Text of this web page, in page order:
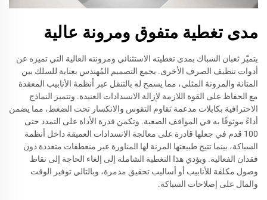
مدى تغطية متفوق ومرونة عالية
يتميّز ثعبان السباك بمدى تغطيته الاستثنائي ومرونته العالية التي تميزه عن
أدوات تنظيف الصرف الأخرى. يجمع التصميم المُهندس بعناية للسلك بين
المتانة والمرونة المثلى، مما يسمح له بالتنقل عبر أنظمة الأنابيب المعقدة
مع الحفاظ على القوة اللازمة لإزالة الانسدادات العنيدة. وتتميز النماذج
الاحترافية بكابلات مدعمة تقاوم التقوس والانكسار تحت الضغط، مما يضمن
أداءً موثوقًا به في المواقف الصعبة. وتكمن قدرة الأداة على التمدد حتى
100 قدم في جعلها قادرة على معالجة الانسدادات العميقة داخل أنظمة
السباكة، بينما تتيح طبيعتها المرنة لها المناورة عبر منعطفات متعددة دون
فقدان الفعالية. ويؤدي هذا التغطية الشاملة إلى إلغاء الحاجة إلى نقاط
وصول مكلفة للأنابيب أو أساليب تحقيق مدمرة، وبالتالي توفير الوقت
والمال على إصلاحات السباكة.